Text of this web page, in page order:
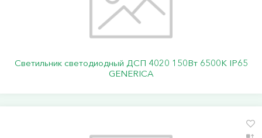
Светильник светодиодный ДСП 4020 150Вт 6500К IP65
GENERICA